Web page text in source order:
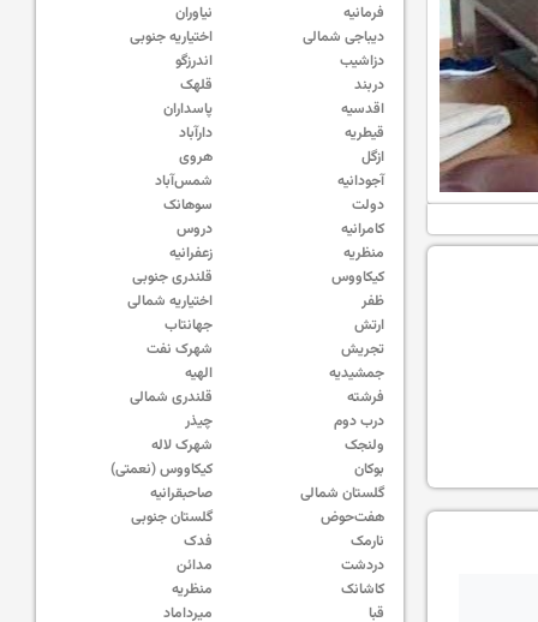
فرمانیه
نیاوران
دیباجی شمالی
اختیاریه جنوبی
دزاشیب
اندرزگو
دربند
قلهک
اقدسیه
پاسداران
قیطریه
دارآباد
ازگل
هروی
آجودانیه
شمس‌آباد
دولت
سوهانک
کامرانیه
دروس
منظریه
زعفرانیه
کیکاووس
قلندری جنوبی
ظفر
اختیاریه شمالی
ارتش
جهانتاب
تجریش
شهرک نفت
جمشیدیه
الهیه
فرشته
قلندری شمالی
درب دوم
چیذر
ولنجک
شهرک لاله
بوکان
کیکاووس (نعمتی)
گلستان شمالی
صاحبقرانیه
هفت‌حوض
گلستان جنوبی
نارمک
فدک
دردشت
مدائن
کاشانک
منظریه
قبا
میرداماد